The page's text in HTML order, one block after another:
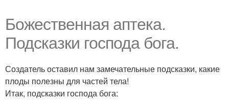
Божественная аптека.
Подсказки господа бога.
Создатель оставил нам замечательные подсказки, какие
плоды полезны для частей тела!
Итак, подсказки господа бога: